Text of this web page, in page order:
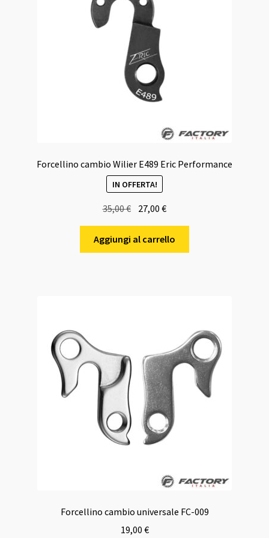
Forcellino cambio Wilier E489 Eric Performance
IN OFFERTA!
35,00€
prezzo
originale
era:
27,00€Il
prezzo
attuale
è:
Aggiungi al carrello
Forcellino cambio universale FC-009
19,00 €